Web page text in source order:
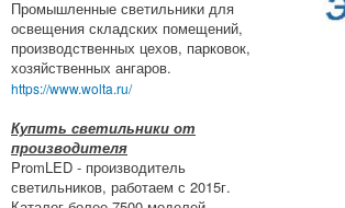
Промышленные светильники для
освещения складских помещений,
производственных цехов, парковок,
хозяйственных ангаров.
https://www.wolta.ru/
Купить светильники от
производителя
PromLED - производитель
светильников, работаем с 2015г.